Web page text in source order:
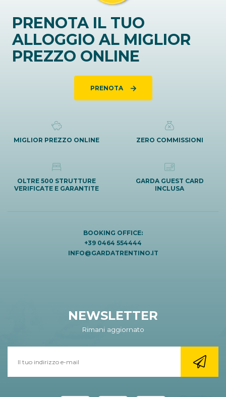
PRENOTA IL TUO
ALLOGGIO AL MIGLIOR
PREZZO ONLINE
PRENOTA
MIGLIOR PREZZO ONLINE ZERO COMMISSIONI
OLTRE 500 STRUTTURE
VERIFICATE E GARANTITE
GARDA GUEST CARD
INCLUSA
BOOKING OFFICE:
+39 0464 554444
INFO@GARDATRENTINO.IT
NEWSLETTER
Rimani aggiornato